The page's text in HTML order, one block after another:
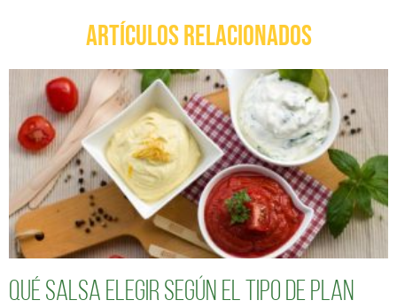
ARTÍCULOS RELACIONADOS
Qué salsa elegir según el tipo de plan